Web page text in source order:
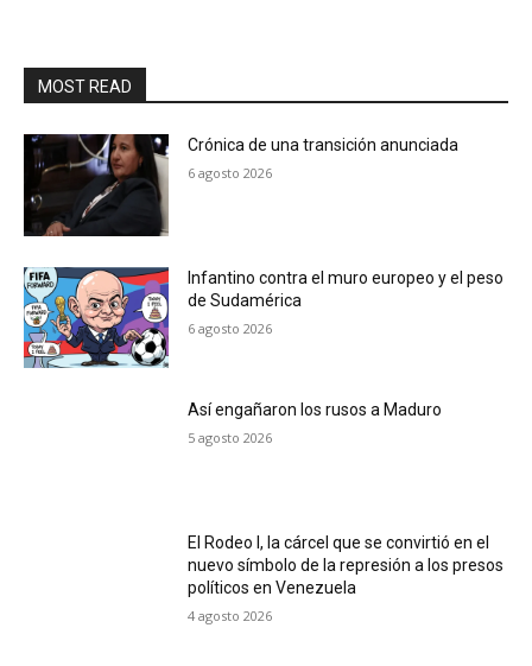
MOST READ
Crónica de una transición anunciada
6 agosto 2026
Infantino contra el muro europeo y el peso
de Sudamérica
6 agosto 2026
Así engañaron los rusos a Maduro
5 agosto 2026
El Rodeo I, la cárcel que se convirtió en el
nuevo símbolo de la represión a los presos
políticos en Venezuela
4 agosto 2026